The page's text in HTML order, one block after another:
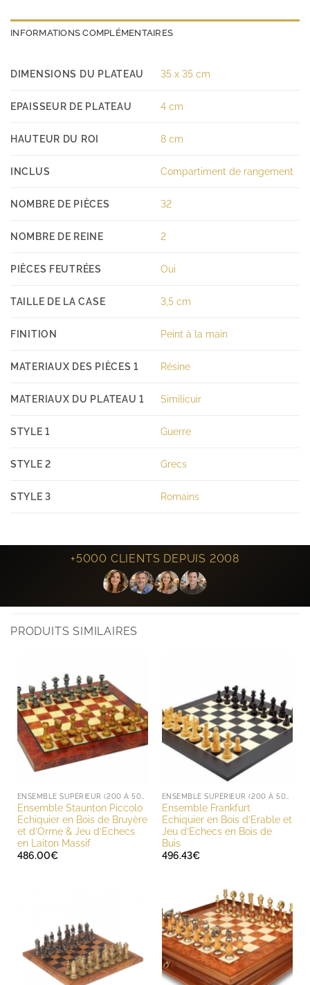
INFORMATIONS COMPLÉMENTAIRES
DIMENSIONS DU PLATEAU 35 x 35 cm
EPAISSEUR DE PLATEAU 4 cm
HAUTEUR DU ROI 8 cm
INCLUS Compartiment de rangement
NOMBRE DE PIÈCES 32
NOMBRE DE REINE 2
PIÈCES FEUTRÉES Oui
TAILLE DE LA CASE 3,5 cm
FINITION Peint à la main
MATERIAUX DES PIÈCES 1 Résine
MATERIAUX DU PLATEAU 1 Similicuir
STYLE 1 Guerre
STYLE 2 Grecs
STYLE 3 Romains
+5000 CLIENTS DEPUIS 2008
PRODUITS SIMILAIRES
Ensemble Staunton Piccolo
Echiquier en Bois de Bruyère
et d’Orme & Jeu d’Echecs
en Laiton Massif
486.00€
Ensemble Frankfurt
Echiquier en Bois d’Erable et
Jeu d’Echecs en Bois de
Buis
496.43€